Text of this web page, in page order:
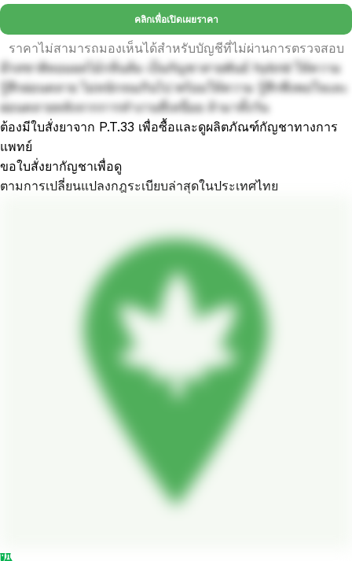
คลิกเพื่อเปิดเผยราคา
ราคาไม่สามารถมองเห็นได้สำหรับบัญชีที่ไม่ผ่านการตรวจสอบ
มีรสชาติหอมผลไม้กลิ่นส้ม เป็นกัญชาสายพันธ์ hybrid ให้ความ
รู้สึกผ่อนคลาย ไม่หนักจนเกินไป พร้อมให้ความ รู้สึกพึงพอใจและ
ผ่อนคลายหลังจากการทำงานที่เหนื่อย ล้ามาทั้งวัน
ต้องมีใบสั่งยาจาก P.T.33 เพื่อซื้อและดูผลิตภัณฑ์กัญชาทางการ
แพทย์
ขอใบสั่งยากัญชาเพื่อดู
ตามการเปลี่ยนแปลงกฎระเบียบล่าสุดในประเทศไทย